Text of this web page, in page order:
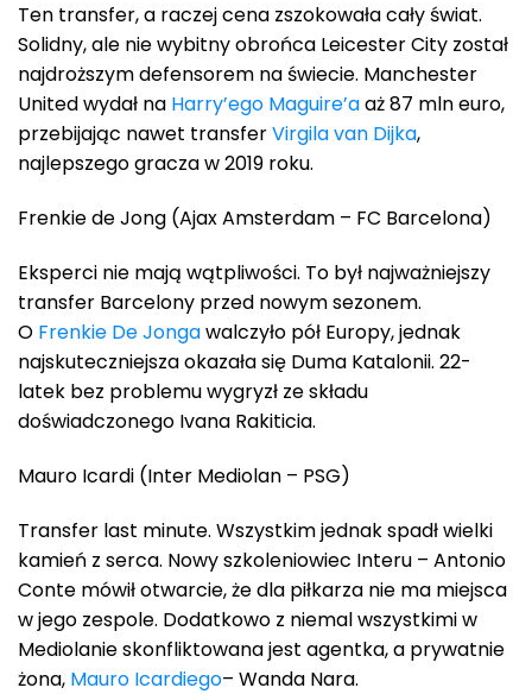
Ten transfer, a raczej cena zszokowała cały świat.
Solidny, ale nie wybitny obrońca Leicester City został
najdroższym defensorem na świecie. Manchester
United wydał na Harry’ego Maguire’aaż 87 mln euro,
przebijając nawet transferVirgila van Dijka,
najlepszego gracza w 2019 roku.
Frenkie de Jong (Ajax Amsterdam – FC Barcelona)
Eksperci nie mają wątpliwości. To był najważniejszy
transfer Barcelony przed nowym sezonem.
O Frenkie De Jongawalczyło pół Europy, jednak
najskuteczniejsza okazała się Duma Katalonii. 22-
latek bez problemu wygryzł ze składu
doświadczonego Ivana Rakiticia.
Mauro Icardi (Inter Mediolan – PSG)
Transfer last minute. Wszystkim jednak spadł wielki
kamień z serca. Nowy szkoleniowiec Interu – Antonio
Conte mówił otwarcie, że dla piłkarza nie ma miejsca
w jego zespole. Dodatkowo z niemal wszystkimi w
Mediolanie skonfliktowana jest agentka, a prywatnie
żona, Mauro Icardiego– Wanda Nara.